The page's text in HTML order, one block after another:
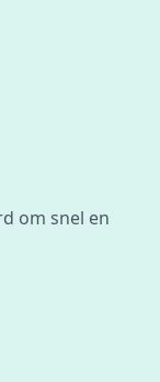
om snel en